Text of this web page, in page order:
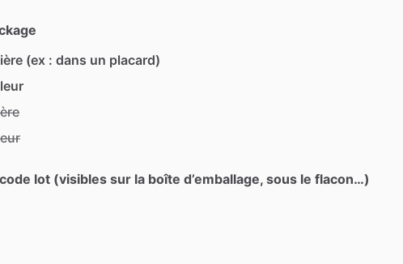
(ex : dans un placard)
lot (visibles sur la boîte d’emballage, sous le flacon…)